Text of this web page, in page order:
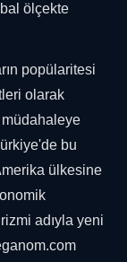
ölçekte
popülaritesi
olarak
bu
ülkesine
adıyla yeni